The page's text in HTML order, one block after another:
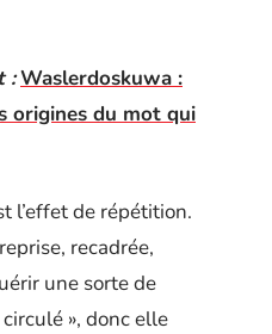
:Waslerdoskuwa :
origines du mot qui
l’effet de répétition.
recadrée,
une sorte de
», donc elle